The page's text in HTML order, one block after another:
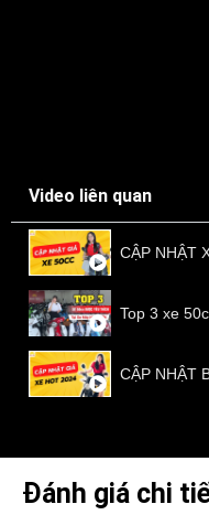
Video liên quan
CẬP NHẬT
Đánh giá chi